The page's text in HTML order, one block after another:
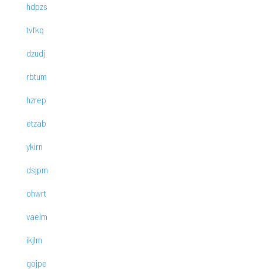
hdpzs
tvfkq
dzudj
rbtum
hzrep
etzab
ykirn
dsjpm
ohwrt
vaelm
ikjlm
gojpe